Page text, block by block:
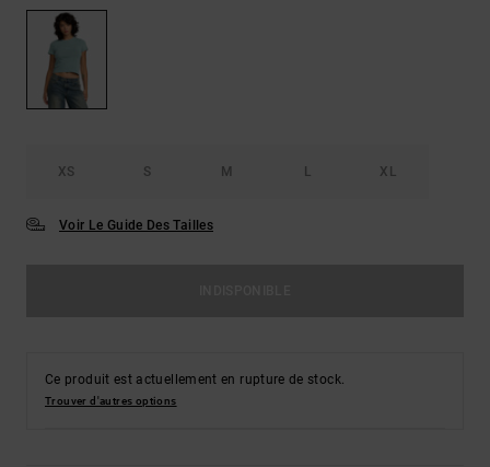
XS S M L XL
Voir Le Guide Des Tailles
Ce produit est actuellement en rupture de stock.
Trouver d'autres options